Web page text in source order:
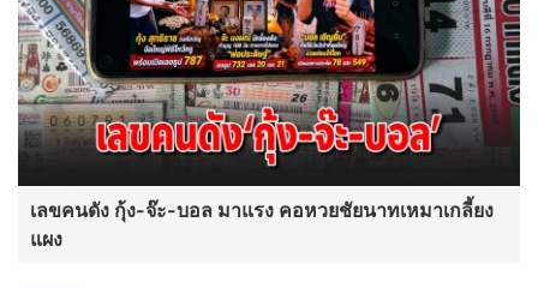
เลขคนดัง กุ้ง-จ๊ะ-บอล มาแรง คอหวยชัยนาทเหมาเกลี้ยง
แผง